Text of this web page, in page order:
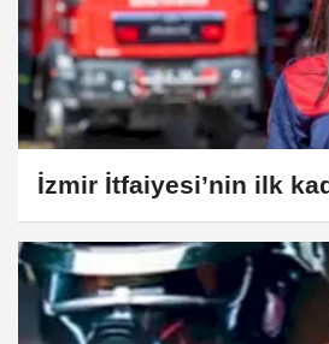
İzmir İtfaiyesi’nin ilk